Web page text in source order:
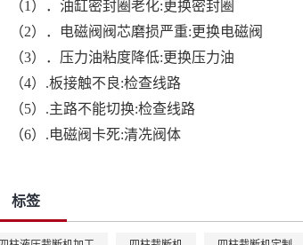
（1）．油缸密封圈老化:更换密封圈
（2）．电磁阀阀芯磨损严重:更换电磁阀
（3）．压力油粘度降低:更换压力油
（4）.板接触不良:检查线路
（5）.主路不能切换:检查线路
（6）.电磁阀卡死:清冼阀体
标签